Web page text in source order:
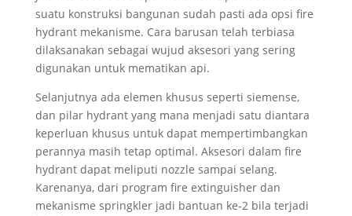
suatu konstruksi bangunan sudah pasti ada opsi fire
hydrant mekanisme. Cara barusan telah terbiasa
dilaksanakan sebagai wujud aksesori yang sering
digunakan untuk mematikan api.
Selanjutnya ada elemen khusus seperti siemense,
dan pilar hydrant yang mana menjadi satu diantara
keperluan khusus untuk dapat mempertimbangkan
perannya masih tetap optimal. Aksesori dalam fire
hydrant dapat meliputi nozzle sampai selang.
Karenanya, dari program fire extinguisher dan
mekanisme springkler jadi bantuan ke-2 bila terjadi